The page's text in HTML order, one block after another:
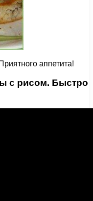
аппетита!
с рисом. Быстро